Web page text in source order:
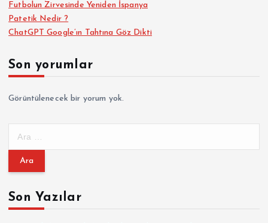
Futbolun Zirvesinde Yeniden İspanya
Patetik Nedir ?
ChatGPT Google’ın Tahtına Göz Dikti
Son yorumlar
Görüntülenecek bir yorum yok.
m
:Son Yazılar